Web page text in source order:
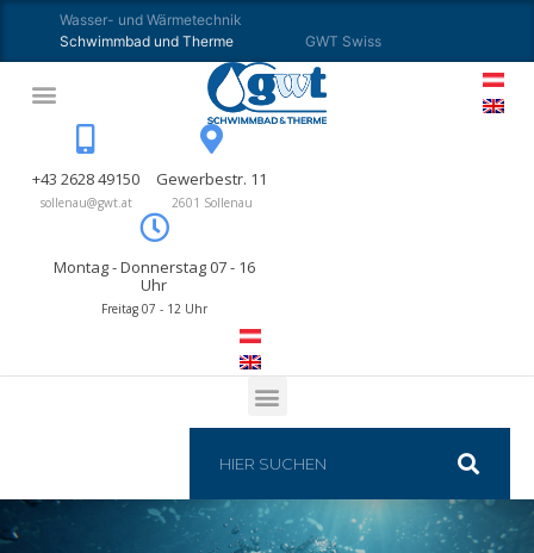
Wasser- und Wärmetechnik
Schwimmbad und Therme
GWT Swiss
+43 2628 49150
sollenau@gwt.at
Gewerbestr. 11
2601 Sollenau
Montag - Donnerstag 07 - 16
Uhr
Freitag 07 - 12 Uhr